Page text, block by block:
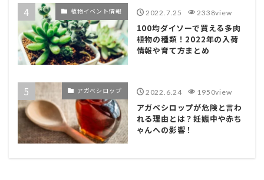
植物イベント情報 2022.7.25 2338view
100均ダイソーで買える多肉
植物の種類！2022年の入荷
情報や育て方まとめ
アガベシロップ 2022.6.24 1950view
アガベシロップが危険と言わ
れる理由とは？妊娠中や赤ち
ゃんへの影響！